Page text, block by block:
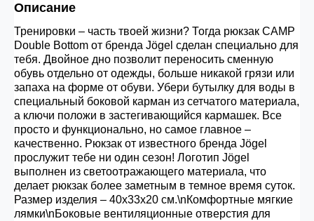
Опт 3(33%)
80.000 рублей
Опт 2(36%)- сумма всех заказов за 6 месяцев
200.000 рублей.
Опт 1(38%) -сумма всех заказов за 6 месяцев -
400.000 рублей.
Описание
Тренировки – часть твоей жизни? Тогда рюкзак CAMP
Double Bottom от бренда Jögel сделан специально для
тебя. Двойное дно позволит переносить сменную
обувь отдельно от одежды, больше никакой грязи или
запаха на форме от обуви. Убери бутылку для воды в
специальный боковой карман из сетчатого материала,
а ключи положи в застегивающийся кармашек. Все
просто и функционально, но самое главное –
качественно. Рюкзак от известного бренда Jögel
прослужит тебе ни один сезон! Логотип Jögel
выполнен из светоотражающего материала, что
делает рюкзак более заметным в темное время суток.
Размер изделия – 40х33х20 см.\nКомфортные мягкие
лямки\nБоковые вентиляционные отверстия для